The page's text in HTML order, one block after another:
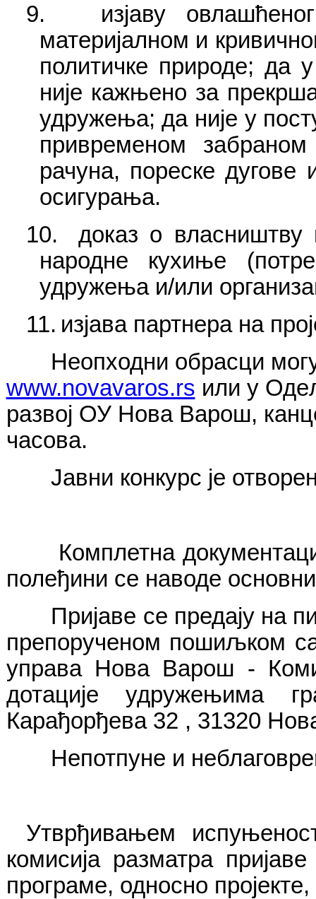
9.
изјаву
материјалном и
политичке природе; да
није кажњено за
удружења; да није у
привременом
рачуна, пореске дугове
осигурања.
10.
доказ о
народне кухиње
удружења и/или
11. изјава партнера на
Неопходни обрасци могу
www.novavaros.rs или у
развој ОУ Нова Варош,
часова.
Јавни конкурс је
Комплетна
полеђини се наводе
Пријаве се предају на
препорученом пошиљком
управа Нова Варош -
дотације
Карађорђева 32 , 31320
Непотпуне и
Утврђивањем
комисија разматра
програме, односно